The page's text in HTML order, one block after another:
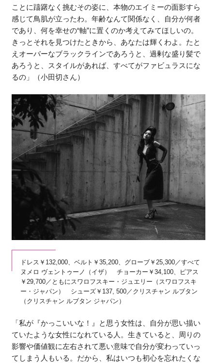
ことに躊躇なく挑むその姿に、本物のエイミーの面影すら
感じて鳥肌が立ったわ。年齢なんて関係なく、自分が何者
であり、何を幸せの“軸”に置くのか考えてみてほしいの。
きっとそれを見つけたときから、あなたは輝くわよ。たと
えオーバーなブラックラインであろうと、過剰な盛り髪で
あろうと、スタイルがあれば、すべてがファビュラスにな
るの」（小田切さん）
ドレス￥132,000、ベルト￥35,200、グローブ￥25,300／すべて
ヌメロ ヴェントゥーノ（イザ） チョーカー￥34,100、ピアス
￥29,700／ともにスワロフスキー・ジュエリー（スワロフスキ
ー・ジャパン） シューズ￥137, 500／クリスチャン ルブタン
（クリスチャン ルブタン ジャパン）
「私が『かっこいいな！』と思う女性は、自分が思い描い
ていたような女性になれている人。生きていると、周りの
影響や価値観に左右されて悪い意味で自分が変わっていっ
てしまう人もいる。だから、私はいつも初心を忘れたくな